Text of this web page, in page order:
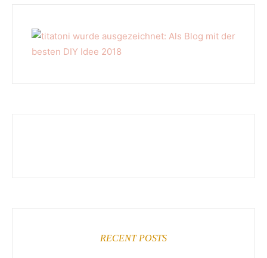
RECENT POSTS